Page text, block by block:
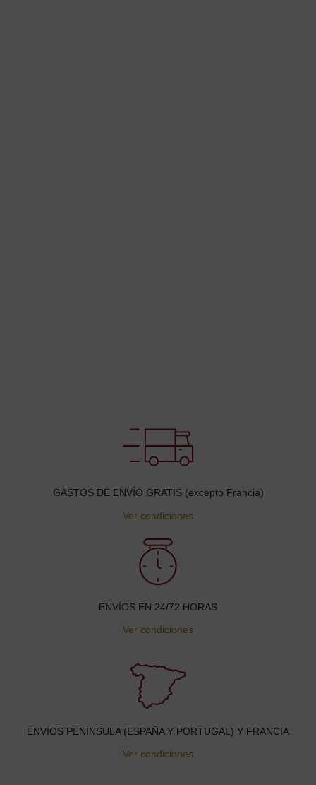
GASTOS DE ENVÍO GRATIS (excepto Francia)
Ver condiciones
ENVÍOS EN 24/72 HORAS
Ver condiciones
ENVÍOS PENÍNSULA (ESPAÑA Y PORTUGAL) Y FRANCIA
Ver condiciones